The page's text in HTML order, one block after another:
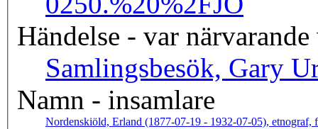
Händelse - var
Samlingsbesök, Gary
Namn - insamlare
Nordenskiöld, Erland (1877-07-19 - 1932-07-05), etnograf,